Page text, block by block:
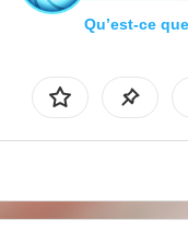
Qu’est-ce